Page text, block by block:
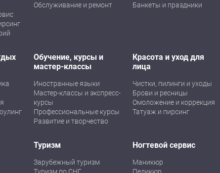
Обслуживание и ремонт
Банкеты и праздники
Обучение, курсы и
мастер-классы
Иностранные языки
Мастер-классы и экспресс-
курсы
Профессиональные курсы
Развитие и творчество
Красота и уход для
лица
Чистки, пилинги и уходы
Брови и ресницы
Омоложение и коррекция
Татуаж и пирсинг
Туризм
Зарубежный туризм
Ногтевой сервис
Маникюр